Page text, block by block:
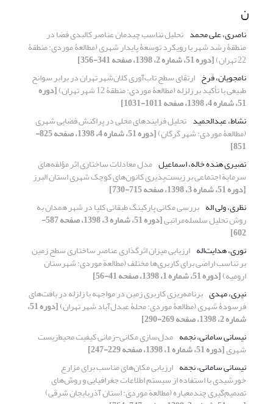
ن
ناصری، علی محمد تحلیل تناسب چیدمان عناصر کالبدی فضا در
منطقۀ رشد شهر با رویکرد توسعۀ پایدار شهری (مطالعۀ موردی: منطقۀ
22 تهران)
[دوره 51، شماره 2، 1398، صفحه 341-356]
نامجویان، فرخ ارتقای سطح تاب‌آوری کلان‌شهر تهران در برابر سوانح
طبیعی با تأکید بر زلزله (مطالعۀ موردی: منطقۀ 12 شهر تهران) [دوره
51، شماره 4، 1398، صفحه 1011-1031]
نشاط، عبدالحمید تحلیل فرایندهای محلی در پراکنش فضایی شهری
(مطالعۀ موردی: شهر گرگان) [دوره 51، شماره 4، 1398، صفحه 825-
851]
نصیری هنده خاله، اسماعیل مدل معادلات ساختاری اثر مؤلفه‌های
سرمایة اجتماعی بر زیست‌پذیری کانون‌های کوچک شهری استان البرز
[دوره 51، شماره 3، 1398، صفحه 715-730]
نظری، ولی اله بررسی مکانی پارکینگ طبقاتی کلپا در شهر همدان به‌
روش تحلیل سلسله‌مراتبی [دوره 51، شماره 3، 1398، صفحه 587-
602]
نوری، هدایت‌اله ارزیابی میزان اثرگذاری عناصر ساختاری سطح زمین
بر تناسب اراضی برای کاربری‌ها مختلف (مطالعة موردی: شهرستان
ارومیه)[دوره 51، شماره 1، 1398، صفحه 41-56]
نیری، مهدی برنامه‌ریزی کاربری زمین در مواجهه با زلزله در بافت‌های
فرسودۀ شهری (مطالعۀ موردی: محلۀ عبدل‌آباد شهر تهران) [دوره 51،
شماره 2، 1398، صفحه 269-290]
نیسانی سامانی، نجمه مدل‌سازی مکانی-زمانی کیفیت محیط‌زیست
شهری[دوره 51، شماره 1، 1398، صفحه 229-247]
نیسانی سامانی، نجمه ارزیابی مکان‌های مناسب برای مزارع
خورشیدی با استفاده از سیستم اطلاعات جغرافیایی و روش‌های
تصمیم‌گیری چندمعیاره (مطالعة موردی: استان آذربایجان شرقی)